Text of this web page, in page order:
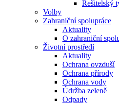
Řešitelský
Volby
Zahraniční spolupráce
Aktuality
O zahraniční
Životní prostředí
Aktuality
Ochrana ovzduší
Ochrana přírody
Ochrana vody
Údržba zeleně
Odpady